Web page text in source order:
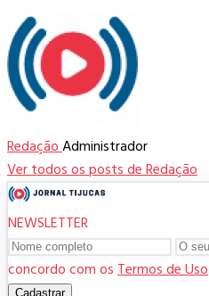
RedaçãoAdministrador
Ver todos os posts de Redação
NEWSLETTER
concordo com osTermos de Uso
Cadastrar